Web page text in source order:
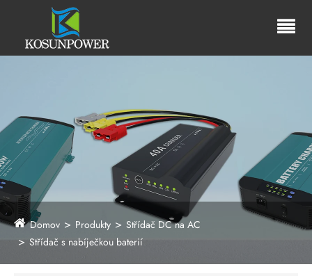
Domov Produkty
Střídač DC na AC
Střídač s nabíječkou baterií